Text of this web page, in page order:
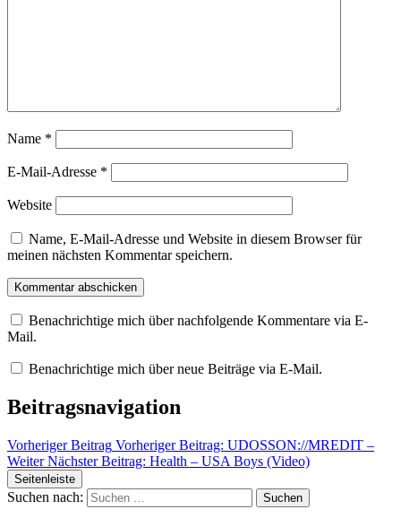
Name *
E-Mail-Adresse *
Website
Name, E-Mail-Adresse und Website in diesem Browser für
meinen nächsten Kommentar speichern.
Benachrichtige mich über nachfolgende Kommentare via E-
Mail.
Benachrichtige mich über neue Beiträge via E-Mail.
Beitragsnavigation
Vorheriger Beitrag Vorheriger Beitrag: UDOSSON://MREDIT –
Weiter Nächster Beitrag: Health – USA Boys (Video)
Seitenleiste
Suchen nach: